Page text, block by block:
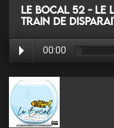
Le Bocal 52 -
train de
00:00